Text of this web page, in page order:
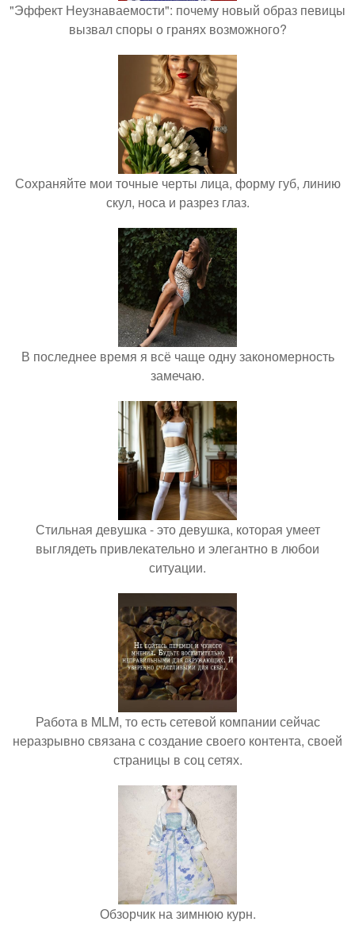
"Эффект Неузнаваемости": почему новый образ певицы
вызвал споры о гранях возможного?
Сохраняйте мои точные черты лица, форму губ, линию
скул, носа и разрез глаз.
В последнее время я всё чаще одну закономерность
замечаю.
Стильная девушка - это девушка, которая умеет
выглядеть привлекательно и элегантно в любои
ситуации.
Работа в MLM, то есть сетевой компании сейчас
неразрывно связана с создание своего контента, своей
страницы в соц сетях.
Обзорчик на зимнюю курн.